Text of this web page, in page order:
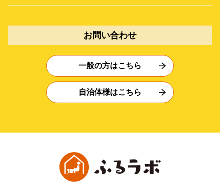
お問い合わせ
一般の方はこちら
自治体様はこちら